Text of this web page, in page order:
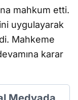
mahkum etti.
uygulayarak
Mahkeme
karar